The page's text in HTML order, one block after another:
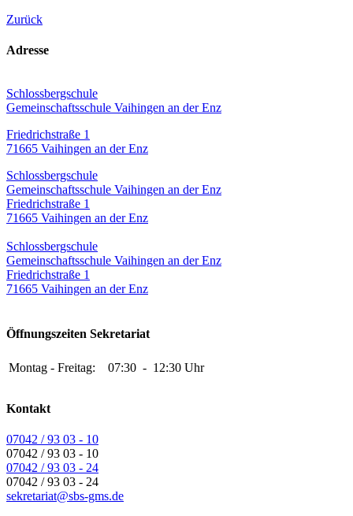
Zurück
Adresse
Schlossbergschule
Gemeinschaftsschule Vaihingen an der Enz
Friedrichstraße 1
71665 Vaihingen an der Enz
Schlossbergschule
Gemeinschaftsschule Vaihingen an der Enz
Friedrichstraße 1
71665 Vaihingen an der Enz
Schlossbergschule
Gemeinschaftsschule Vaihingen an der Enz
Friedrichstraße 1
71665 Vaihingen an der Enz
Öffnungszeiten Sekretariat
Montag - Freitag: 07:30 - 12:30 Uhr
Kontakt
07042 / 93 03 - 10
07042 / 93 03 - 10
07042 / 93 03 - 24
07042 / 93 03 - 24
sekretariat@sbs-gms.de